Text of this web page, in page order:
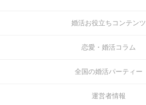
婚活お役立ちコンテンツ
恋愛・婚活コラム
全国の婚活パーティー
運営者情報